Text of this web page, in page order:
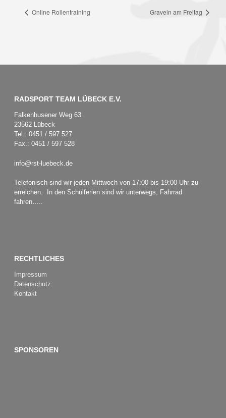
Online Rollentraining Graveln am Freitag
RADSPORT TEAM LÜBECK E.V.
Falkenhusener Weg 63
23562 Lübeck
Tel.: 0451 / 597 527
Fax.: 0451 / 597 528
info@rst-luebeck.de
Telefonisch sind wir jeden Mittwoch von 17:00 bis 19:00 Uhr zu
erreichen. In den Schulferien sind wir unterwegs, Fahrrad
fahren…..
RECHTLICHES
Impressum
Datenschutz
Kontakt
SPONSOREN